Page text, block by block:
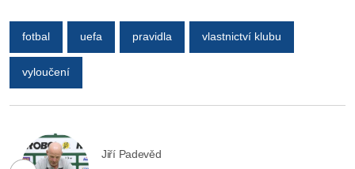
fotbal uefa pravidla vlastnictví klubu
vyloučení
Jiří Padevěd